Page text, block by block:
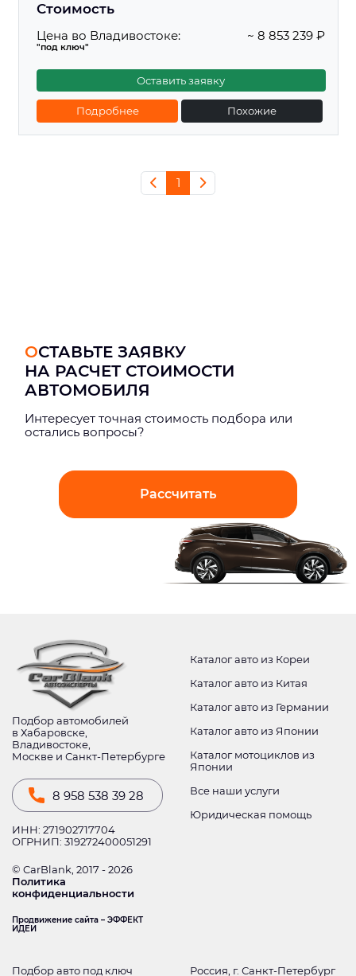
Стоимость
Цена во Владивостоке:
"под ключ"
~ 8 853 239 ₽
Оставить заявку
Подробнее Похожие
1
ОСТАВЬТЕ ЗАЯВКУ
НА РАСЧЕТ СТОИМОСТИ
АВТОМОБИЛЯ
Интерeсует точная стоимость подбора или
остались вопросы?
Рассчитать
Подбор автомобилей
в Хабаровске,
Владивостоке,
Москве и Санкт-Петербурге
8 958 538 39 28
ИНН: 271902717704
ОГРНИП: 319272400051291
© CarBlank, 2017 - 2026
Политика
конфиденциальности
Продвижение сайта – ЭФФЕКТ
ИДЕИ
Каталог авто из Кореи
Каталог авто из Китая
Каталог авто из Германии
Каталог авто из Японии
Каталог мотоциклов из
Японии
Все наши услуги
Юридическая помощь
Подбор авто под ключ Россия, г. Санкт-Петербург